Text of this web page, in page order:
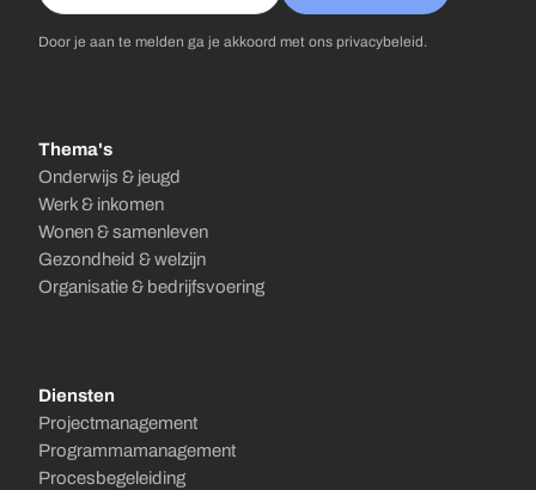
Door je aan te melden ga je akkoord met ons privacybeleid.
Thema's
Onderwijs & jeugd
Werk & inkomen
Wonen & samenleven
Gezondheid & welzijn
Organisatie & bedrijfsvoering
Diensten
Projectmanagement
Programmamanagement
Procesbegeleiding